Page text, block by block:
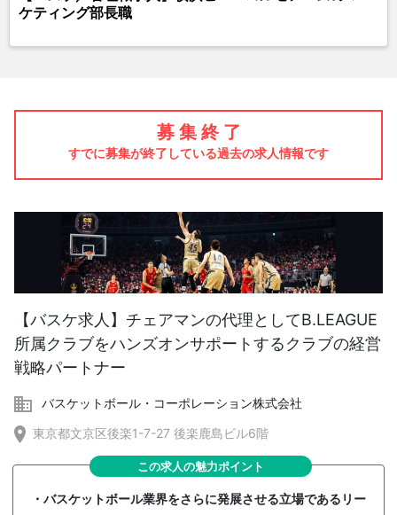
ケティング部長職
募 集 終 了
すでに募集が終了している過去の求人情報です
【バスケ求人】チェアマンの代理としてB.LEAGUE
所属クラブをハンズオンサポートするクラブの経営
戦略パートナー
バスケットボール・コーポレーション株式会社
東京都文京区後楽1-7-27 後楽鹿島ビル6階
この求人の魅力ポイント
・バスケットボール業界をさらに発展させる立場であるリー